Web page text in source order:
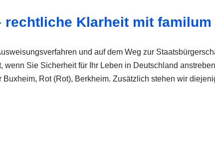
Klarheit mit familum
und auf dem Weg zur
Sie Sicherheit für Ihr Leben in Deutschland
Rot (Rot), Berkheim. Zusätzlich stehen wir